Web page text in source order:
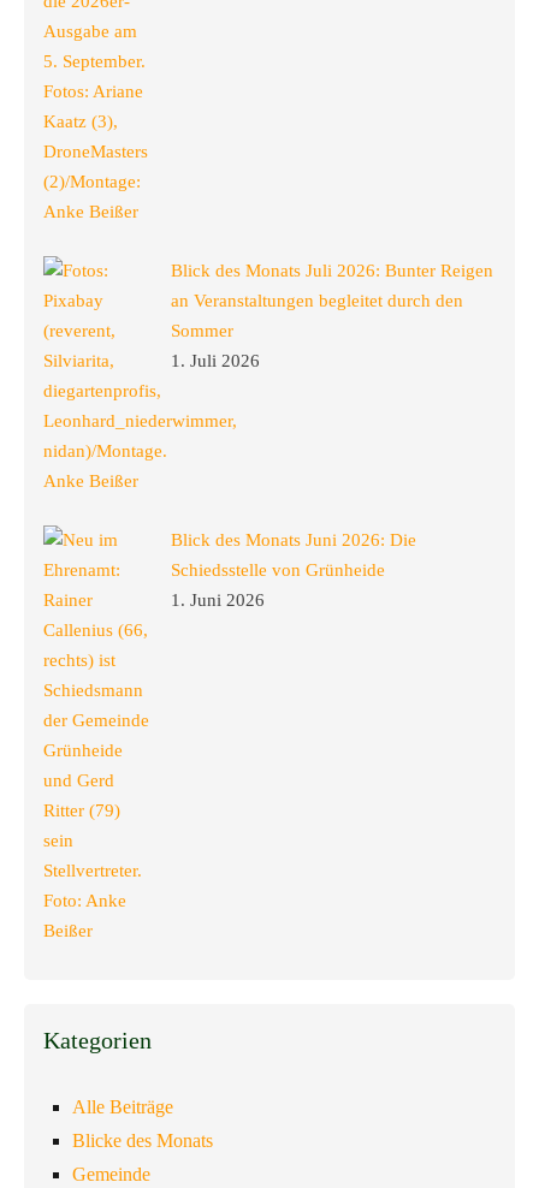
Blick des Monats Juli 2026: Bunter Reigen
an Veranstaltungen begleitet durch den
Sommer
1. Juli 2026
Blick des Monats Juni 2026: Die
Schiedsstelle von Grünheide
1. Juni 2026
Kategorien
Alle Beiträge
Blicke des Monats
Gemeinde